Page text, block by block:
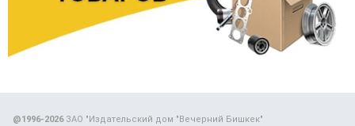
@1996-2026ЗАО "Издательский дом "Вечерний Бишкек"